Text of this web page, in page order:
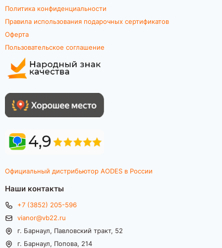
Политика конфиденциальности
Правила использования подарочных сертификатов
Оферта
Пользовательское соглашение
Официальный дистрибьютор AODES в России
Наши контакты
+7 (3852) 205-596
vianor@vb22.ru
г. Барнаул, Павловский тракт, 52
г. Барнаул, Попова, 214